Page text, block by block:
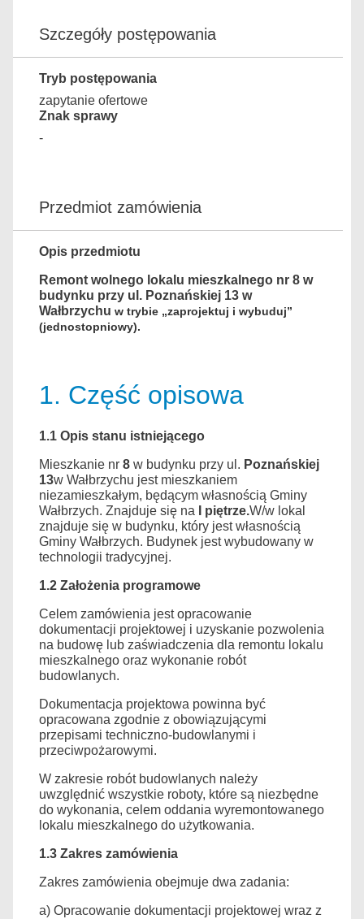
Szczegóły postępowania
Tryb postępowania
zapytanie ofertowe
Znak sprawy
-
Przedmiot zamówienia
Opis przedmiotu
Remont wolnego lokalu mieszkalnego nr 8 w
budynku przy ul. Poznańskiej 13 w
Wałbrzychu w trybie „zaprojektuj i wybuduj”
(jednostopniowy).
1. Część opisowa
1.1 Opis stanu istniejącego
Mieszkanie nr 8 w budynku przy ul. Poznańskiej
13w Wałbrzychu jest mieszkaniem
niezamieszkałym, będącym własnością Gminy
Wałbrzych. Znajduje się na
I piętrze.W/w lokal
znajduje się w budynku, który jest własnością
Gminy Wałbrzych. Budynek jest wybudowany w
technologii tradycyjnej.
1.2 Założenia programowe
Celem zamówienia jest opracowanie
dokumentacji projektowej i uzyskanie pozwolenia
na budowę lub zaświadczenia dla remontu lokalu
mieszkalnego oraz wykonanie robót
budowlanych.
Dokumentacja projektowa powinna być
opracowana zgodnie z obowiązującymi
przepisami techniczno-budowlanymi i
przeciwpożarowymi.
W zakresie robót budowlanych należy
uwzględnić wszystkie roboty, które są niezbędne
do wykonania, celem oddania wyremontowanego
lokalu mieszkalnego do użytkowania.
1.3 Zakres zamówienia
Zakres zamówienia obejmuje dwa zadania:
a) Opracowanie dokumentacji projektowej wraz z